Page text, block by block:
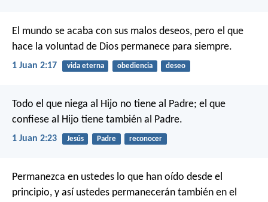
El mundo se acaba con sus malos deseos, pero el que
hace la voluntad de Dios permanece para siempre.
1 Juan 2:17 vida eterna obediencia deseo
Todo el que niega al Hijo no tiene al Padre; el que
confiese al Hijo tiene también al Padre.
1 Juan 2:23 Jesús Padre reconocer
Permanezca en ustedes lo que han oído desde el
principio, y así ustedes permanecerán también en el